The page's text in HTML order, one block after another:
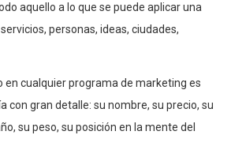
aquello a lo que se puede aplicar una
personas, ideas, ciudades,
en cualquier programa de marketing es
con gran detalle: su nombre, su precio, su
su peso, su posición en la mente del